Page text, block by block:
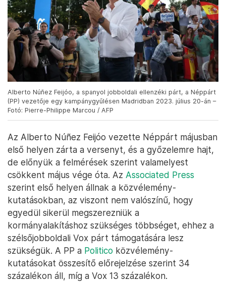
Alberto Núñez Feijóo, a spanyol jobboldali ellenzéki párt, a Néppárt
(PP) vezetője egy kampánygyűlésen Madridban 2023. július 20-án –
Fotó: Pierre-Philippe Marcou / AFP
Az Alberto Núñez Feijóo vezette Néppárt májusban
első helyen zárta a versenyt, és a győzelemre hajt,
de előnyük a felmérések szerint valamelyest
csökkent május vége óta. Az Associated Press
szerint első helyen állnak a közvélemény-
kutatásokban, az viszont nem valószínű, hogy
egyedül sikerül megszerezniük a
kormányalakításhoz szükséges többséget, ehhez a
szélsőjobboldali Vox párt támogatására lesz
szükségük. A PP a Politico közvélemény-
kutatásokat összesítő előrejelzése szerint 34
százalékon áll, míg a Vox 13 százalékon.